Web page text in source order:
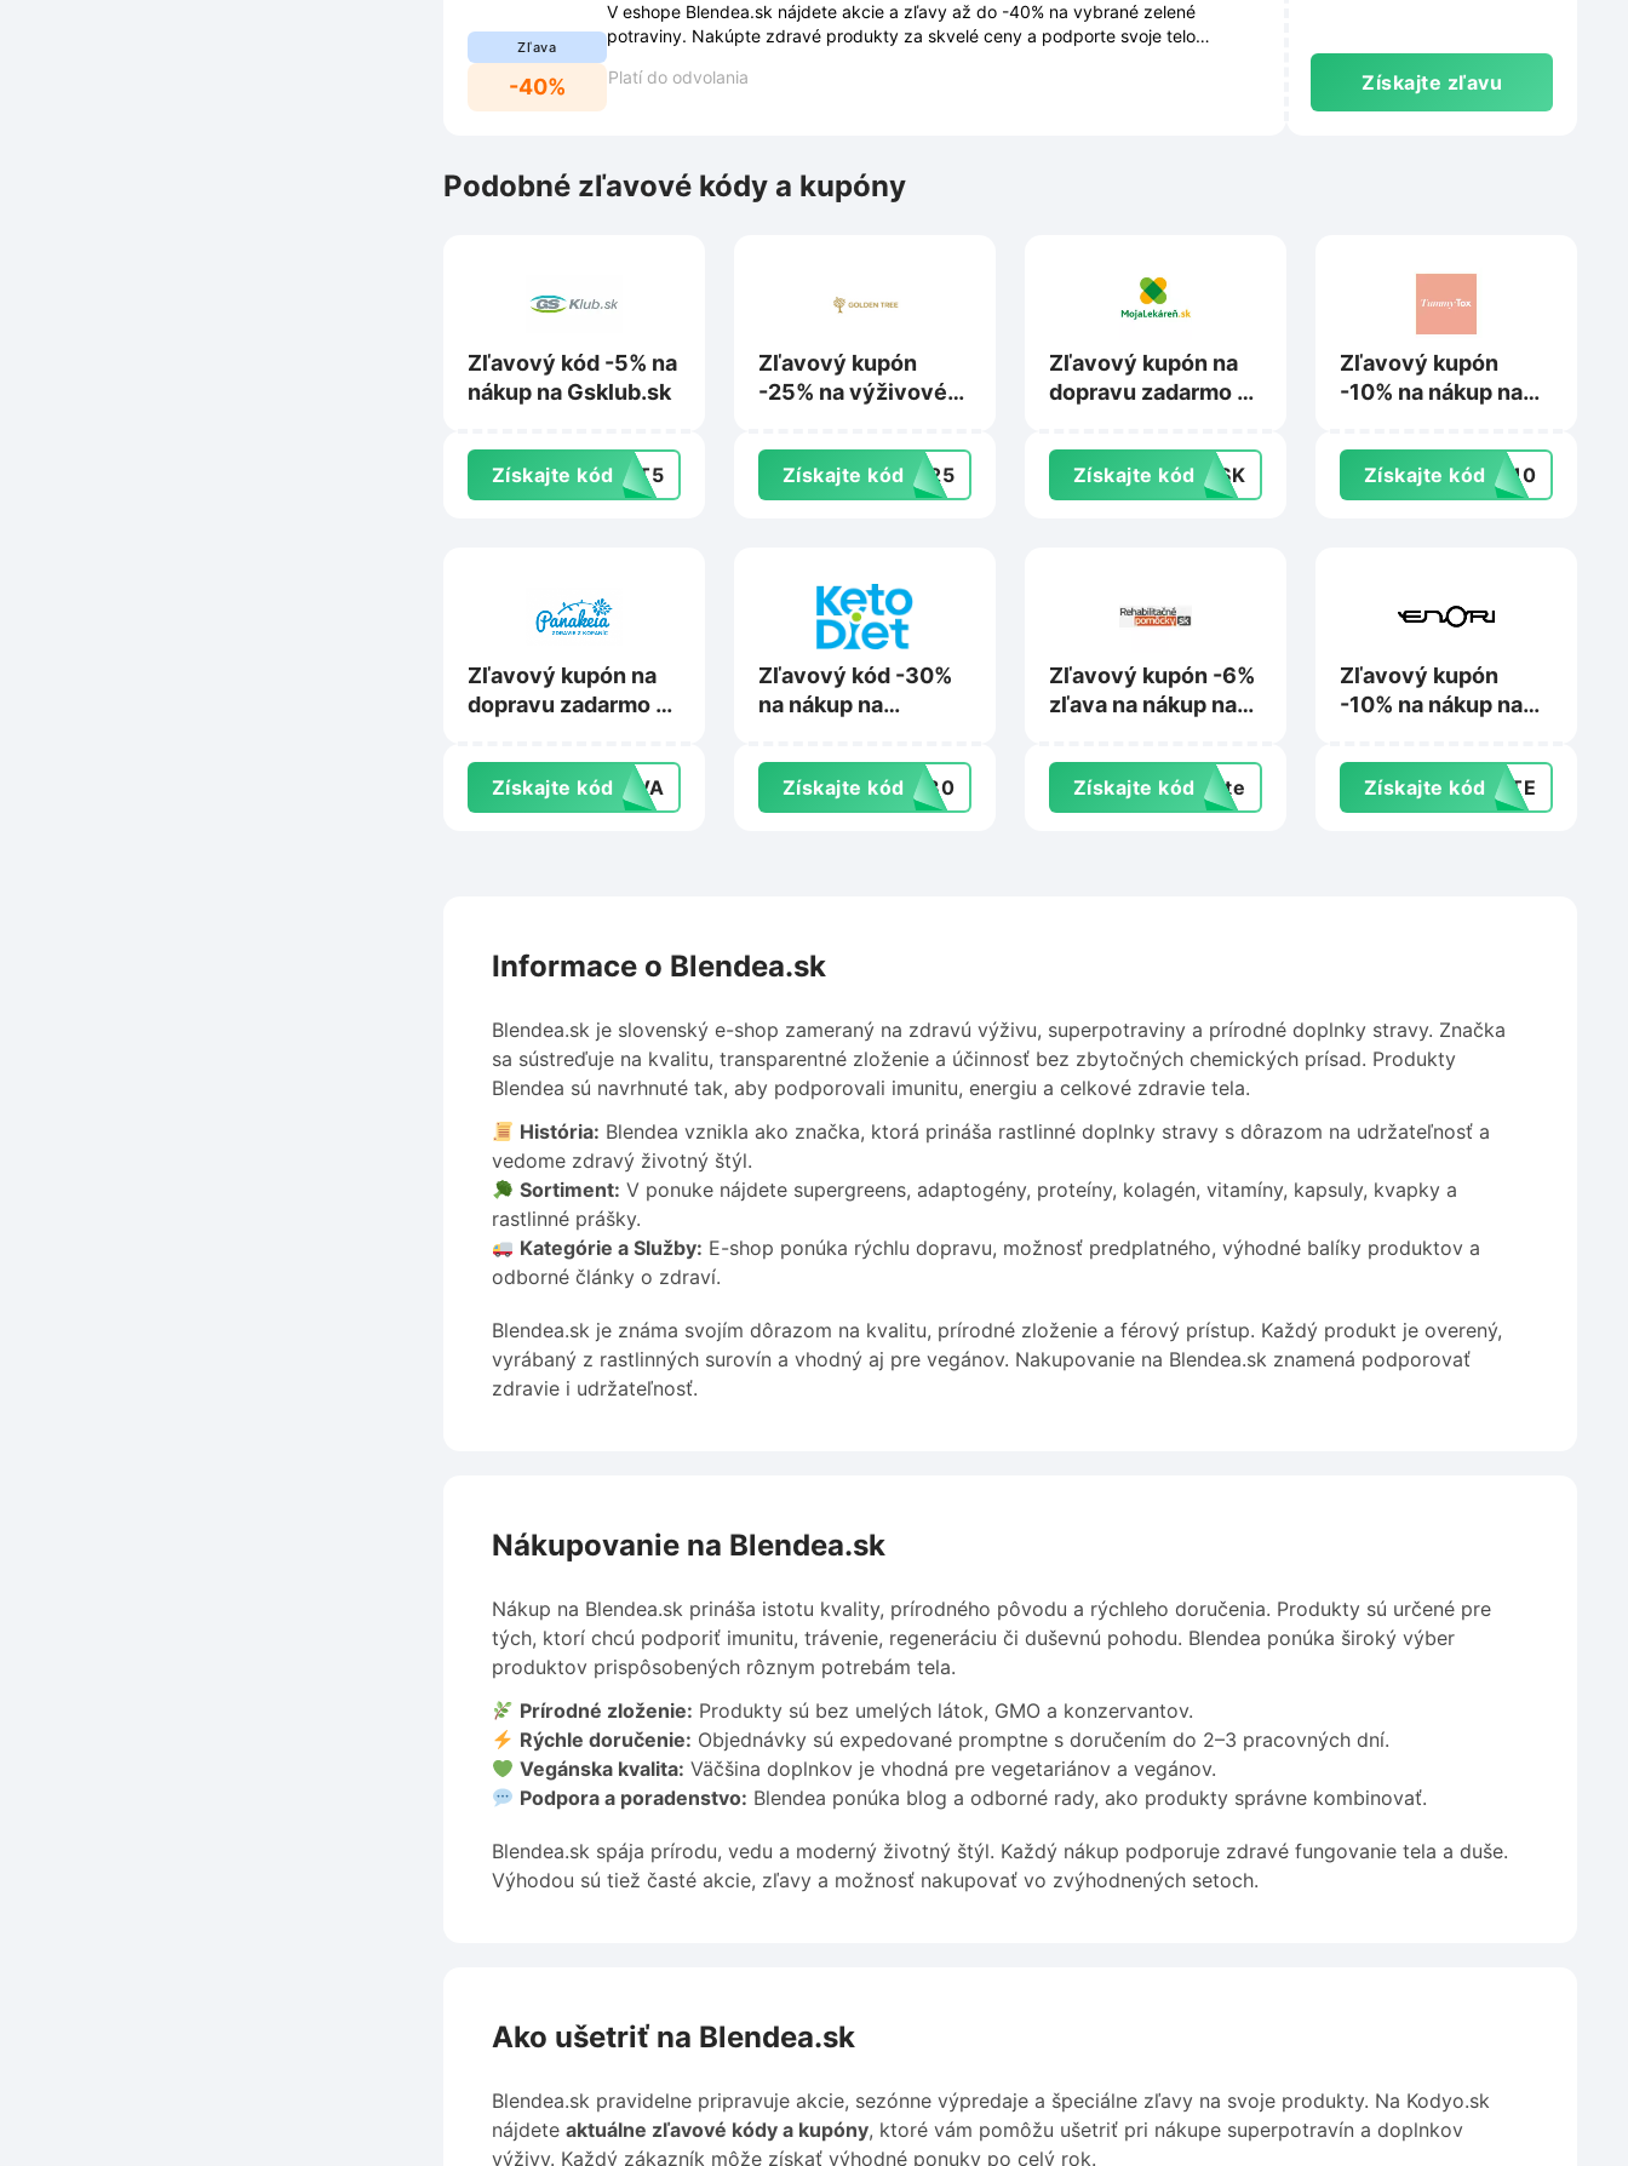
Zľava
-40%
V eshope Blendea.sk nájdete akcie a zľavy až do -40% na vybrané zelené
potraviny. Nakúpte zdravé produkty za skvelé ceny a podporte svoje telo
Platí do odvolania
Získajte zľavu
Podobné zľavové kódy a kupóny
Zľavový kód -5% na
nákup na Gsklub.sk
Získajte kódUST5
Zľavový kupón
-25% na výživové
Gogoldentree.sk
Získajte kódGT25
Zľavový kupón na
dopravu zadarmo na
Získajte kódMOSK
Zľavový kupón
-10% na nákup na
Získajte kódAJ10
Zľavový kupón na
dopravu zadarmo na
Získajte kódRAVA
Zľavový kód -30%
na nákup na
Získajte kódKD30
Zľavový kupón -6%
zľava na nákup na
Získajte kód exte
Zľavový kupón
-10% na nákup na
Získajte kódAJTE
Informace o Blendea.sk
Blendea.sk je slovenský e-shop zameraný na zdravú výživu, superpotraviny a prírodné doplnky stravy. Značka
sa sústreďuje na kvalitu, transparentné zloženie a účinnosť bez zbytočných chemických prísad. Produkty
Blendea sú navrhnuté tak, aby podporovali imunitu, energiu a celkové zdravie tela.
História: Blendea vznikla ako značka, ktorá prináša rastlinné doplnky stravy s dôrazom na udržateľnosť a
vedome zdravý životný štýl.
Sortiment: V ponuke nájdete supergreens, adaptogény, proteíny, kolagén, vitamíny, kapsuly, kvapky a
rastlinné prášky.
Kategórie a Služby: E-shop ponúka rýchlu dopravu, možnosť predplatného, výhodné balíky produktov a
odborné články o zdraví.
Blendea.sk je známa svojím dôrazom na kvalitu, prírodné zloženie a férový prístup. Každý produkt je overený,
vyrábaný z rastlinných surovín a vhodný aj pre vegánov. Nakupovanie na Blendea.sk znamená podporovať
zdravie i udržateľnosť.
Nákupovanie na Blendea.sk
Nákup na Blendea.sk prináša istotu kvality, prírodného pôvodu a rýchleho doručenia. Produkty sú určené pre
tých, ktorí chcú podporiť imunitu, trávenie, regeneráciu či duševnú pohodu. Blendea ponúka široký výber
produktov prispôsobených rôznym potrebám tela.
Prírodné zloženie: Produkty sú bez umelých látok, GMO a konzervantov.
Rýchle doručenie: Objednávky sú expedované promptne s doručením do 2–3 pracovných dní.
Vegánska kvalita: Väčšina doplnkov je vhodná pre vegetariánov a vegánov.
Podpora a poradenstvo: Blendea ponúka blog a odborné rady, ako produkty správne kombinovať.
Blendea.sk spája prírodu, vedu a moderný životný štýl. Každý nákup podporuje zdravé fungovanie tela a duše.
Výhodou sú tiež časté akcie, zľavy a možnosť nakupovať vo zvýhodnených setoch.
Ako ušetriť na Blendea.sk
Blendea.sk pravidelne pripravuje akcie, sezónne výpredaje a špeciálne zľavy na svoje produkty. Na Kodyo.sk
nájdete aktuálne zľavové kódy a kupóny, ktoré vám pomôžu ušetriť pri nákupe superpotravín a doplnkov
výživy. Každý zákazník môže získať výhodné ponuky po celý rok.